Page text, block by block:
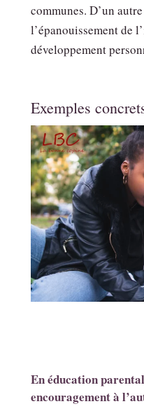
communes. D’un
l’épanouissement de
développement
Exemples
En éducation
encouragement à